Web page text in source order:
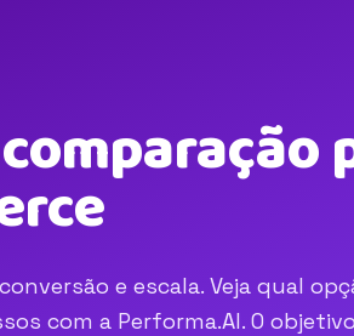
e escala. Veja qual
com a Performa.AI. O